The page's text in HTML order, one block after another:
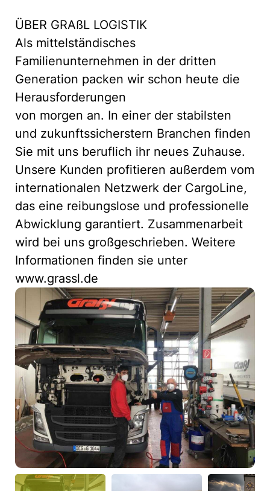
ÜBER GRAßL LOGISTIK
Als mittelständisches
Familienunternehmen in der dritten
Generation packen wir schon heute die
Herausforderungen
von morgen an. In einer der stabilsten
und zukunftssicherstern Branchen finden
Sie mit uns beruflich ihr neues Zuhause.
Unsere Kunden profitieren außerdem vom
internationalen Netzwerk der CargoLine,
das eine reibungslose und professionelle
Abwicklung garantiert. Zusammenarbeit
wird bei uns großgeschrieben. Weitere
Informationen finden sie unter
www.grassl.de